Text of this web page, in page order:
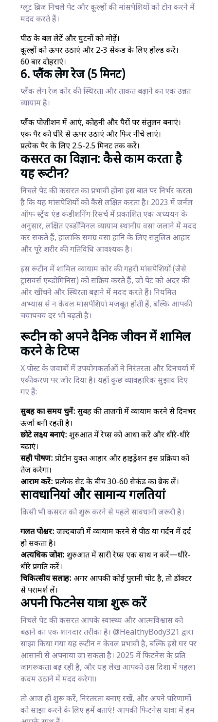
ग्लूट ब्रिज निचले पेट और कूल्हों की मांसपेशियों को टोन करने में
मदद करते हैं।
पीठ के बल लेटें और घुटनों को मोड़ें।
कूल्हों को ऊपर उठाएं और 2-3 सेकंड के लिए होल्ड करें।
60 बार दोहराएं।
6. प्लैंक लेग रेज (5 मिनट)
प्लैंक लेग रेज कोर की स्थिरता और ताकत बढ़ाने का एक उन्नत
व्यायाम है।
प्लैंक पोजीशन में आएं, कोहनी और पैरों पर संतुलन बनाएं।
एक पैर को धीरे से ऊपर उठाएं और फिर नीचे लाएं।
प्रत्येक पैर के लिए 2.5-2.5 मिनट तक करें।
कसरत का विज्ञान: कैसे काम करता है
यह रूटीन?
निचले पेट की कसरत का प्रभावी होना इस बात पर निर्भर करता
है कि यह मांसपेशियों को कैसे लक्षित करता है। 2023 में जर्नल
ऑफ स्ट्रेंथ एंड कंडीशनिंग रिसर्च में प्रकाशित एक अध्ययन के
अनुसार, लक्षित एब्डॉमिनल व्यायाम स्थानीय वसा जलाने में मदद
कर सकते हैं, हालांकि समग्र वसा हानि के लिए संतुलित आहार
और पूरे शरीर की गतिविधि आवश्यक है।
इस रूटीन में शामिल व्यायाम कोर की गहरी मांसपेशियों (जैसे
ट्रांसवर्स एब्डोमिनिस) को सक्रिय करते हैं, जो पेट को अंदर की
ओर खींचने और स्थिरता बढ़ाने में मदद करते हैं। नियमित
अभ्यास से न केवल मांसपेशियां मजबूत होती हैं, बल्कि आपकी
चयापचय दर भी बढ़ती है।
रूटीन को अपने दैनिक जीवन में शामिल
करने के टिप्स
X पोस्ट के जवाबों में उपयोगकर्ताओं ने निरंतरता और दिनचर्या में
एकीकरण पर जोर दिया है। यहाँ कुछ व्यावहारिक सुझाव दिए
गए हैं:
सुबह का समय चुनें: सुबह की ताजगी में व्यायाम करने से दिनभर
ऊर्जा बनी रहती है।
छोटे लक्ष्य बनाएं: शुरुआत में रेप्स को आधा करें और धीरे-धीरे
बढ़ाएं।
सही पोषण: प्रोटीन युक्त आहार और हाइड्रेशन इस प्रक्रिया को
तेज करेगा।
आराम करें: प्रत्येक सेट के बीच 30-60 सेकंड का ब्रेक लें।
सावधानियां और सामान्य गलतियां
किसी भी कसरत को शुरू करने से पहले सावधानी जरूरी है।
गलत पोश्चर: जल्दबाजी में व्यायाम करने से पीठ या गर्दन में दर्द
हो सकता है।
अत्यधिक जोश: शुरुआत में सारी रेप्स एक साथ न करें—धीरे-
धीरे प्रगति करें।
चिकित्सीय सलाह: अगर आपकी कोई पुरानी चोट है, तो डॉक्टर
से परामर्श लें।
अपनी फिटनेस यात्रा शुरू करें
निचले पेट की कसरत आपके स्वास्थ्य और आत्मविश्वास को
बढ़ाने का एक शानदार तरीका है। @HealthyBody321 द्वारा
साझा किया गया यह रूटीन न केवल प्रभावी है, बल्कि इसे घर पर
आसानी से अपनाया जा सकता है। 2025 में फिटनेस के प्रति
जागरूकता बढ़ रही है, और यह लेख आपको उस दिशा में पहला
कदम उठाने में मदद करेगा।
तो आज ही शुरू करें, निरंतरता बनाए रखें, और अपने परिणामों
को साझा करने के लिए हमें बताएं! आपकी फिटनेस यात्रा में हम